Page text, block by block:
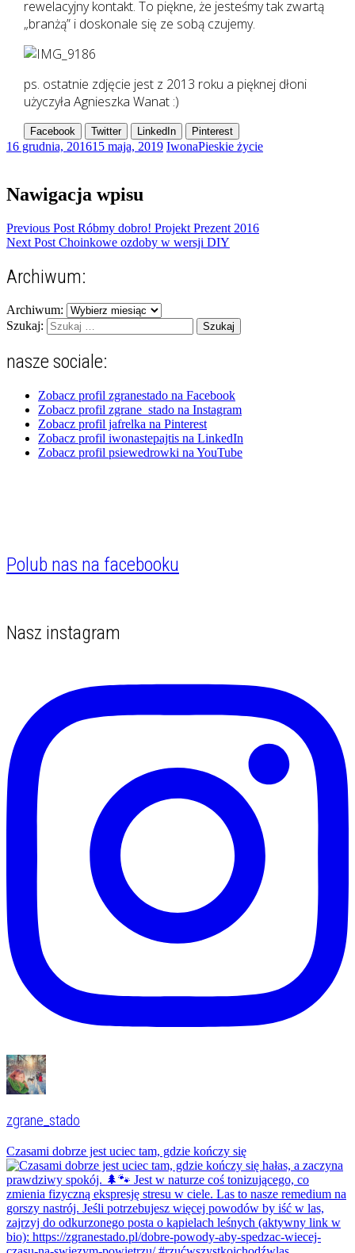
rewelacyjny kontakt. To piękne, że jesteśmy tak zwartą
„branżą” i doskonale się ze sobą czujemy.
ps. ostatnie zdjęcie jest z 2013 roku a pięknej dłoni
użyczyła Agnieszka Wanat :)
Facebook Twitter LinkedIn Pinterest
16 grudnia, 201615 maja, 2019 IwonaPieskie życie
Nawigacja wpisu
Previous Post Róbmy dobro! Projekt Prezent 2016
Next Post Choinkowe ozdoby w wersji DIY
Archiwum:
Archiwum:
Szukaj:
nasze sociale:
Zobacz profil zgranestado na Facebook
Zobacz profil zgrane_stado na Instagram
Zobacz profil jafrelka na Pinterest
Zobacz profil iwonastepajtis na LinkedIn
Zobacz profil psiewedrowki na YouTube
Polub nas na facebooku
Nasz instagram
zgrane_stado
Czasami dobrze jest uciec tam, gdzie kończy się